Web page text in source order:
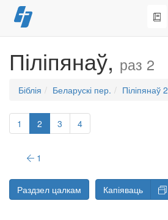
Перайсці
да
Піліпянаў, раз 2
Біблія Беларускі пер. Піліпянаў 2
1 2 3 4
1
Раздзел цалкам Капіяваць